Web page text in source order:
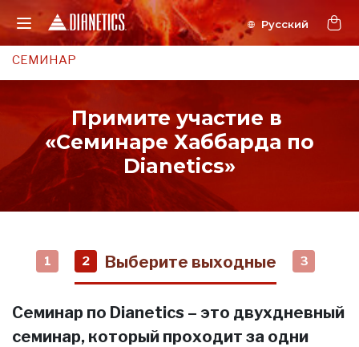
СЕМИНАР
Примите участие в
«Семинаре Хаббарда по
Dianetics»
1 2 Выберите выходные 3
Семинар по Dianetics – это двухдневный
семинар, который проходит за одни